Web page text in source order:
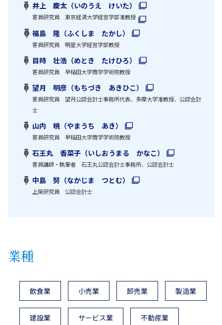
井上 慶太（いのうえ けいた）
客員研究員 東京経済大学経営学部准教授
福島 隆（ふくしま たかし）
客員研究員 明星大学経営学部教授
目時 壮浩（めとき たけひろ）
客員研究員 早稲田大学商学学術院教授
望月 明彦（もちづき あきひこ）
客員研究員 望月公認会計士事務所代表、多摩大学准教授、公認会計
士
山内 暁（やまうち あき）
客員研究員 早稲田大学商学学術院教授
石王丸 香菜子（いしおうまる かなこ）
客員講師・執筆者 石王丸公認会計士事務所、公認会計士
中島 努（なかじま つとむ）
上席研究員 公認会計士
業種
飲食業 小売業 卸売業 製造業
建設業 サービス業 不動産業